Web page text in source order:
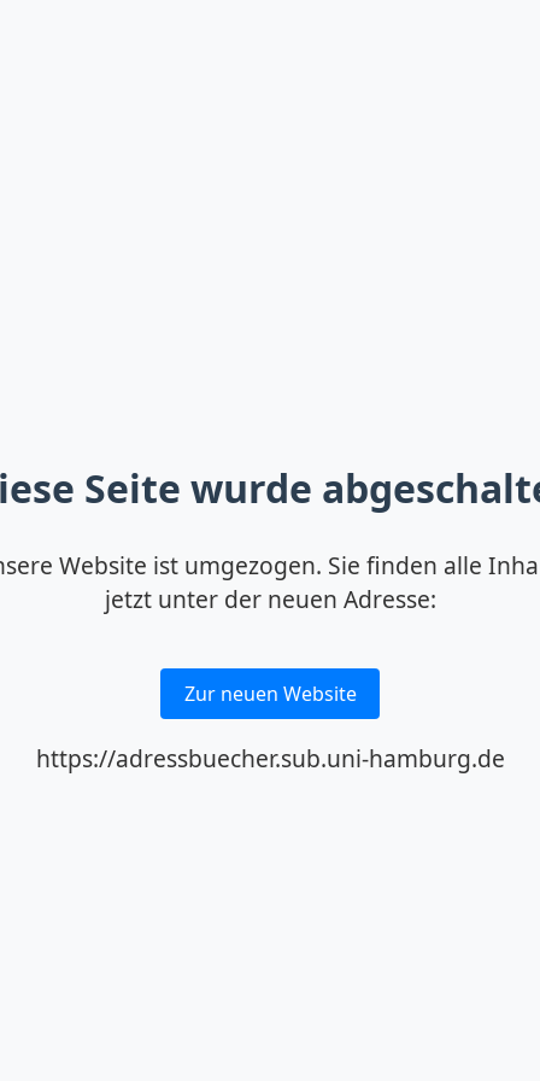
Seite wurde
Website ist umgezogen. Sie finden alle
jetzt unter der neuen Adresse:
Zur neuen Website
https://adressbuecher.sub.uni-hamburg.de